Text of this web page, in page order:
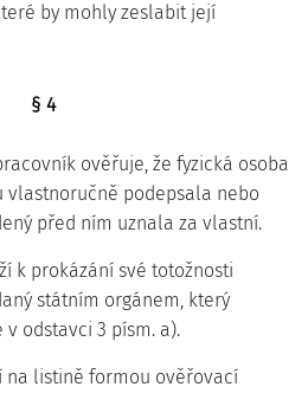
by mohly zeslabit její
§ 4
ověřuje, že fyzická osoba
podepsala nebo
před ním uznala za vlastní.
k prokázání své totožnosti
státním orgánem, který
odstavci 3 písm. a).
na listině formou ověřovací